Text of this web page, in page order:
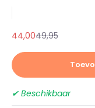
Aanbiedingsprijs
44,00Normale prijs
49,95
✔ Beschikbaar